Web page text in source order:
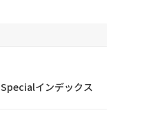
Specialインデックス